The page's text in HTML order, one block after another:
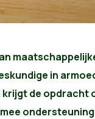
in
de opdracht